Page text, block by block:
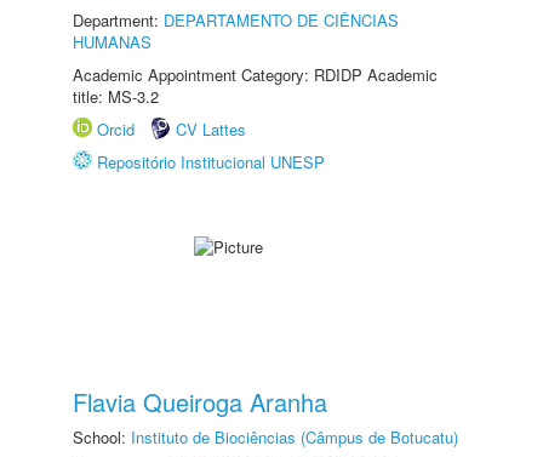
Department: DEPARTAMENTO DE CIÊNCIAS
HUMANAS
Academic Appointment Category: RDIDP Academic
title: MS-3.2
Orcid
CV Lattes
Repositório Institucional UNESP
Flavia Queiroga Aranha
School: Instituto de Biociências (Câmpus de Botucatu)